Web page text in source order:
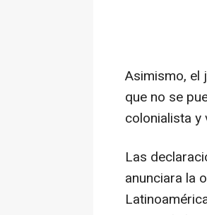
Asimismo, el
que no se
colonialista y
Las
anunciara la